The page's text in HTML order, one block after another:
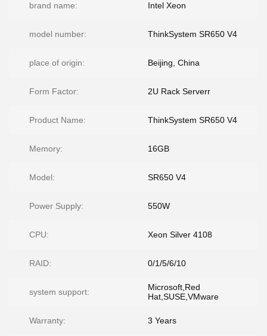
brand name: Intel Xeon
model number: ThinkSystem SR650 V4
place of origin: Beijing, China
Form Factor: 2U Rack Serverr
Product Name: ThinkSystem SR650 V4
Memory: 16GB
Model: SR650 V4
Power Supply: 550W
CPU: Xeon Silver 4108
RAID: 0/1/5/6/10
system support:
Microsoft,Red
Hat,SUSE,VMware
Warranty: 3 Years